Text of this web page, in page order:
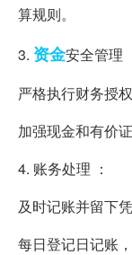
算规则。
3. 资金安全管理
严格执行财务授
加强现金和有价
4. 账务处理 ：
及时记账并留下
每日登记日记账